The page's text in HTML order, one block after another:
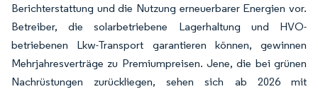
Berichterstattung und die Nutzung erneuerbarer Energien vor.
Betreiber, die solarbetriebene Lagerhaltung und HVO-
betriebenen Lkw-Transport garantieren können, gewinnen
Mehrjahresverträge zu Premiumpreisen. Jene, die bei grünen
Nachrüstungen zurückliegen, sehen sich ab 2026 mit